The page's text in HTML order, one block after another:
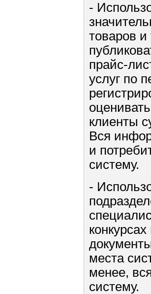
-
товаров и
прайс-
услуг по
клиенты
Вся
и
систему.
-
места
менее,
систему.